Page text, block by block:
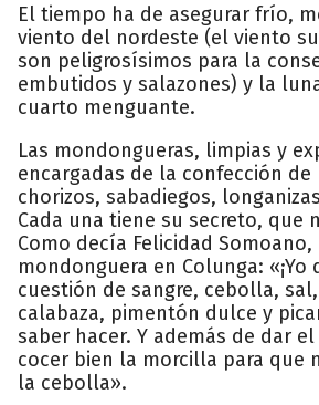
El tiempo ha de asegurar frío,
viento del nordeste (el viento
son peligrosísimos para la
embutidos y salazones) y la
cuarto menguante.
Las mondongueras, limpias y
encargadas de la confección de
chorizos, sabadiegos,
Cada una tiene su secreto, que
Como decía Felicidad Somoano,
mondonguera en Colunga: «¡Yo
cuestión de sangre, cebolla,
calabaza, pimentón dulce y
saber hacer. Y además de dar
cocer bien la morcilla para que
la cebolla».